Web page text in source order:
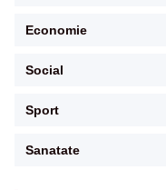
Economie
Social
Sport
Sanatate